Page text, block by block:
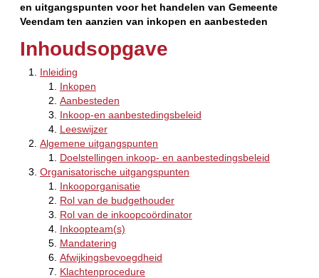
en uitgangspunten voor het handelen van Gemeente
Veendam ten aanzien van inkopen en aanbesteden
Inhoudsopgave
Inleiding
Inkopen
Aanbesteden
Inkoop-en aanbestedingsbeleid
Leeswijzer
Algemene uitgangspunten
Doelstellingen inkoop- en aanbestedingsbeleid
Organisatorische uitgangspunten
Inkooporganisatie
Rol van de budgethouder
Rol van de inkoopcoördinator
Inkoopteam(s)
Mandatering
Afwijkingsbevoegdheid
Klachtenprocedure